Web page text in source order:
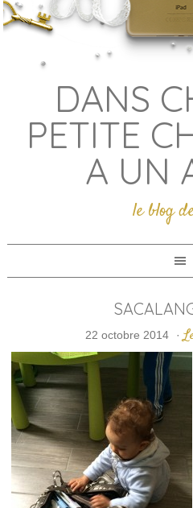
DANS
PETITE
A UN
le blog
22 octobre 2014 ·